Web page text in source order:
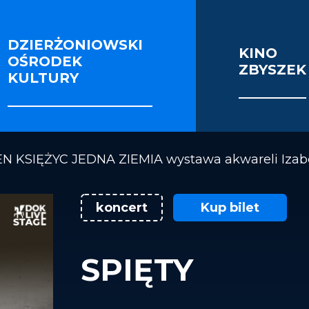
I SEKCJE VIDEO
ENERGETYCZNEJ BUDYNKU
DZIERŻONIOWSKI
OŚRODEK
KULTURY
KINO
ZBYSZEK
KSIĘŻYC JEDNA ZIEMIA wystawa akwareli
koncert Kup bilet
SPIĘTY